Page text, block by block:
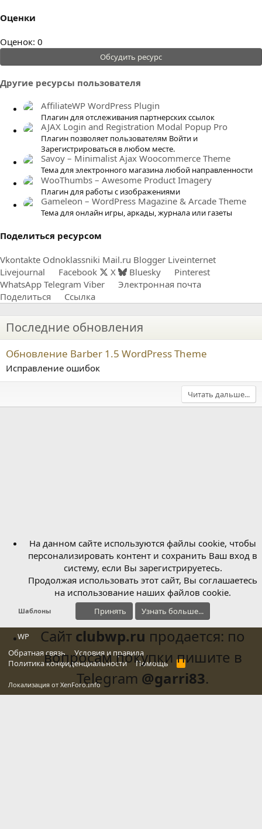
Оценки
0
.
0
0
з
Оценок: 0
Обсудить ресурс
Другие ресурсы пользователя
AffiliateWP WordPress Plugin
Плагин для отслеживания партнерских ссылок
AJAX Login and Registration Modal Popup Pro
Плагин позволяет пользователям Войти и
Зарегистрироваться в любом месте.
Savoy – Minimalist Ajax Woocommerce Theme
Тема для электронного магазина любой направленности
WooThumbs – Awesome Product Imagery
Плагин для работы с изображениями
Gameleon – WordPress Magazine & Arcade Theme
Тема для онлайн игры, аркады, журнала или газеты
Поделиться ресурсом
Vkontakte Odnoklassniki Mail.ru Blogger Liveinternet
Livejournal
Facebook X Bluesky
Pinterest
WhatsApp Telegram Viber
Электронная почта
Поделиться
Ссылка
Последние обновления
Обновление Barber 1.5 WordPress Theme
Исправление ошибок
Читать дальше...
Шаблоны
WP
Обратная связь
Условия и правила
Политика конфиденциальности
Помощь
R
S
Локализация от XenForo.Info
На данном сайте используются файлы cookie, чтобы
персонализировать контент и сохранить Ваш вход в
систему, если Вы зарегистрируетесь.
Продолжая использовать этот сайт, Вы соглашаетесь
на использование наших файлов cookie.
Принять Узнать больше...
Сайт clubwp.ru продается: по
вопросам покупки пишите в
Telegram @garri83.